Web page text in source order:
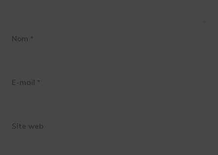
Nom *
E-mail *
Site web